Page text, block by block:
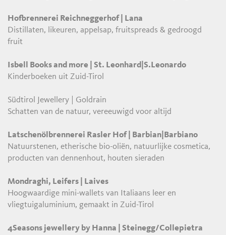
Hofbrennerei Reichneggerhof | Lana
Distillaten, likeuren, appelsap, fruitspreads & gedroogd
fruit
Isbell Books and more | St. Leonhard|S.Leonardo
Kinderboeken uit Zuid-Tirol
Südtirol Jewellery | Goldrain
Schatten van de natuur, vereeuwigd voor altijd
Latschenölbrennerei Rasler Hof | Barbian|Barbiano
Natuurstenen, etherische bio-oliën, natuurlijke cosmetica,
producten van dennenhout, houten sieraden
Mondraghi, Leifers | Laives
Hoogwaardige mini-wallets van Italiaans leer en
vliegtuigaluminium, gemaakt in Zuid-Tirol
4Seasons jewellery by Hanna | Steinegg/Collepietra